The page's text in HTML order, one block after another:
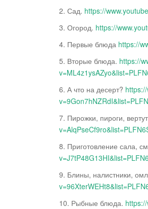
2. Сад. https://
3. Огород. https://
4. Первые блюда https://
5. Вторые блюда. https://
6. А что на десерт?
7. Пирожки, пироги,
8. Приготовление сала,
9. Блины, налистники,
10. Рыбные блюда.